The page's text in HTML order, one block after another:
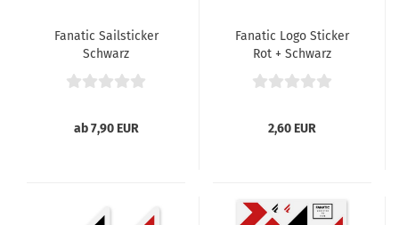
Fanatic Sailsticker
Schwarz
ab 7,90 EUR
Fanatic Logo Sticker
Rot + Schwarz
2,60 EUR